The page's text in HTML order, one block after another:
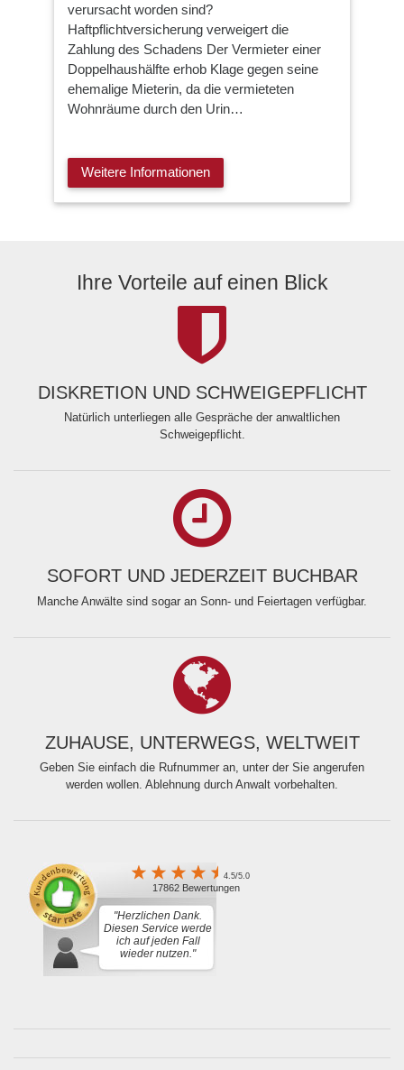
verursacht worden sind?
Haftpflichtversicherung verweigert die
Zahlung des Schadens Der Vermieter einer
Doppelhaushälfte erhob Klage gegen seine
ehemalige Mieterin, da die vermieteten
Wohnräume durch den Urin…
Weitere Informationen
Ihre Vorteile auf einen Blick
DISKRETION UND SCHWEIGEPFLICHT
Natürlich unterliegen alle Gespräche der anwaltlichen
Schweigepflicht.
SOFORT UND JEDERZEIT BUCHBAR
Manche Anwälte sind sogar an Sonn- und Feiertagen verfügbar.
ZUHAUSE, UNTERWEGS, WELTWEIT
Geben Sie einfach die Rufnummer an, unter der Sie angerufen
werden wollen. Ablehnung durch Anwalt vorbehalten.
4.5/5.0
17862 Bewertungen
"Herzlichen Dank.
Diesen Service werde
ich auf jeden Fall
wieder nutzen."